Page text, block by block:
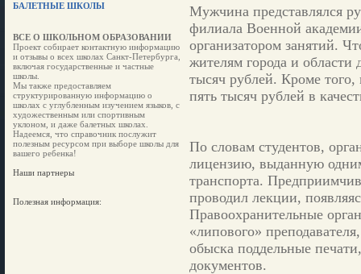
БАЛЕТНЫЕ ШКОЛЫ
ВСЕ О ШКОЛЬНОМ ОБРАЗОВАНИИ
Проект собирает контактную информацию
и отзывы о всех школах Санкт-Петербурга,
включая государственные и частные
школы.
Мы также предоставляем
структурированную информацию о
школах с углубленным изучением языков, с
художественным или спортивным
уклоном, и даже балетных школах.
Надеемся, что справочник послужит
полезным ресурсом при выборе школы для
вашего ребенка!
Наши партнеры
Полезная информация:
Мужчина представлялся
филиала Военной
организатором занятий.
жителям города и области
тысяч рублей. Кроме
пять тысяч рублей в
По словам студентов,
лицензию, выданную
транспорта.
проводил лекции,
Правоохранительные
«липового»
обыска поддельные
документов.